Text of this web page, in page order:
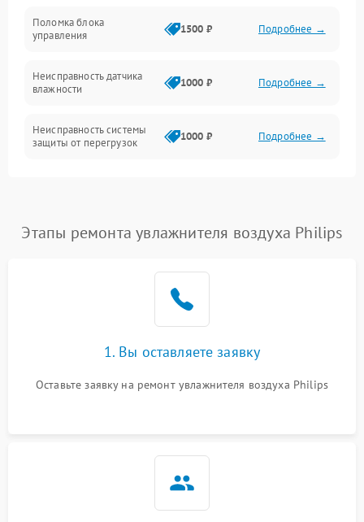
Датчики
Поломка блока
управления
1500 ₽ Подробнее →
Неисправность датчика
влажности
1000 ₽ Подробнее →
Неисправность системы
защиты от перегрузок
1000 ₽ Подробнее →
1000 ₽
Повреждение системы
перенапряжения
1000 ₽
Этапы ремонта увлажнителя воздуха Philips
1. Вы оставляете заявку
Оставьте заявку на ремонт увлажнителя воздуха Philips